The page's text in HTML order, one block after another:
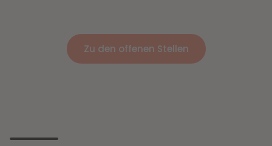
Zu den offenen Stellen